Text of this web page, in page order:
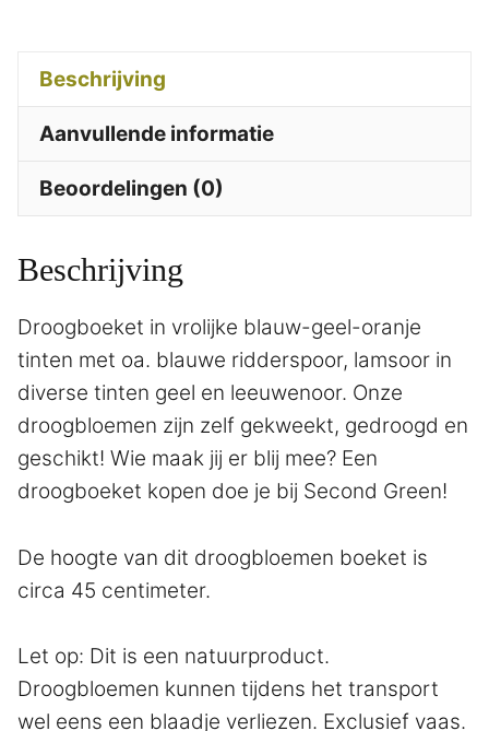
Beschrijving
Aanvullende informatie
Beoordelingen (0)
Beschrijving
Droogboeket in vrolijke blauw-geel-oranje
tinten met oa. blauwe ridderspoor, lamsoor in
diverse tinten geel en leeuwenoor. Onze
droogbloemen zijn zelf gekweekt, gedroogd en
geschikt! Wie maak jij er blij mee? Een
droogboeket kopen doe je bij Second Green!
De hoogte van dit droogbloemen boeket is
circa 45 centimeter.
Let op: Dit is een natuurproduct.
Droogbloemen kunnen tijdens het transport
wel eens een blaadje verliezen. Exclusief vaas.